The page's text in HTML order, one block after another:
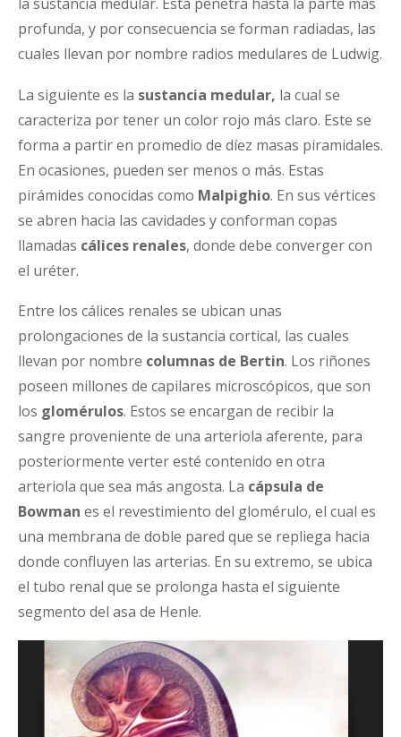
profunda, y por consecuencia se forman radiadas, las
cuales llevan por nombre radios medulares de Ludwig.
La siguiente es la sustancia medular, la cual se
caracteriza por tener un color rojo más claro. Este se
forma a partir en promedio de díez masas piramidales.
En ocasiones, pueden ser menos o más. Estas
pirámides conocidas como Malpighio. En sus vértices
se abren hacia las cavidades y conforman copas
llamadas cálices renales, donde debe converger con
el uréter.
Entre los cálices renales se ubican unas
prolongaciones de la sustancia cortical, las cuales
llevan por nombre columnas de Bertin. Los riñones
poseen millones de capilares microscópicos, que son
los glomérulos. Estos se encargan de recibir la
sangre proveniente de una arteriola aferente, para
posteriormente verter esté contenido en otra
arteriola que sea más angosta. La cápsula de
Bowman es el revestimiento del glomérulo, el cual es
una membrana de doble pared que se repliega hacia
donde confluyen las arterias. En su extremo, se ubica
el tubo renal que se prolonga hasta el siguiente
segmento del asa de Henle.